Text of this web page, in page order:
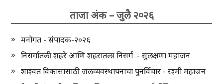
ताजा अंक – जुलै २०२६
मनोगत - संपादक-२०२६
निसर्गातली शहरे आणि शहरातला निसर्ग - सुलक्षणा महाजन
शाश्वत विकासासाठी जलव्यवस्थापनाचा पुनर्विचार - रश्मी महाजन